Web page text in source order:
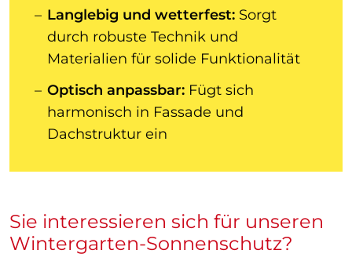
Langlebig und wetterfest: Sorgt
durch robuste Technik und
Materialien für solide Funktionalität
Optisch anpassbar: Fügt sich
harmonisch in Fassade und
Dachstruktur ein
Sie interessieren sich für unseren
Wintergarten-Sonnenschutz?